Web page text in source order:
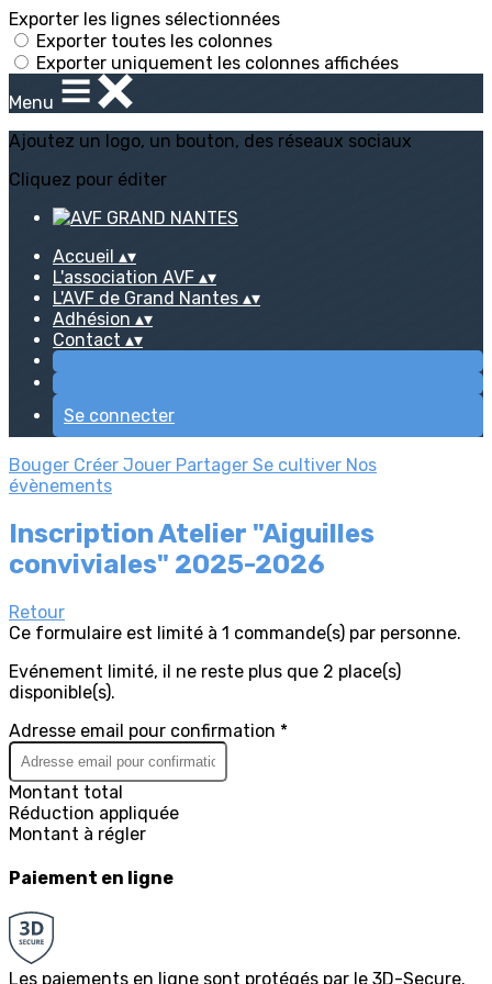
Exporter les lignes sélectionnées
Exporter toutes les colonnes
Exporter uniquement les colonnes affichées
Menu
Ajoutez un logo, un bouton, des réseaux sociaux
Cliquez pour éditer
Accueil ▴▾
L'association AVF ▴▾
L'AVF de Grand Nantes ▴▾
Adhésion ▴▾
Contact ▴▾
Se connecter
Bouger Créer Jouer Partager Se cultiver Nos
évènements
Inscription Atelier "Aiguilles
conviviales" 2025-2026
Retour
Ce formulaire est limité à 1 commande(s) par personne.
Evénement limité, il ne reste plus que 2 place(s)
disponible(s).
Adresse email pour confirmation *
Montant total
Réduction appliquée
Montant à régler
Paiement en ligne
Les paiements en ligne sont protégés par le 3D-Secure.